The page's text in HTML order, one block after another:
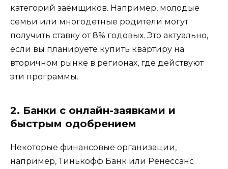
категорий заёмщиков. Например, молодые
семьи или многодетные родители могут
получить ставку от 8% годовых. Это актуально,
если вы планируете купить квартиру на
вторичном рынке в регионах, где действуют
эти программы.
2. Банки с онлайн-заявками и
быстрым одобрением
Некоторые финансовые организации,
например, Тинькофф Банк или Ренессанс